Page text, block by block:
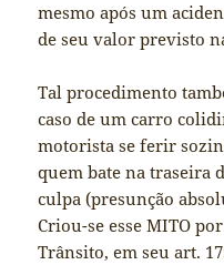
mesmo após um
de seu valor previsto
Tal procedimento
caso de um carro
motorista se ferir
quem bate na traseira
culpa (presunção
Criou-se esse MITO
Trânsito, em seu art.